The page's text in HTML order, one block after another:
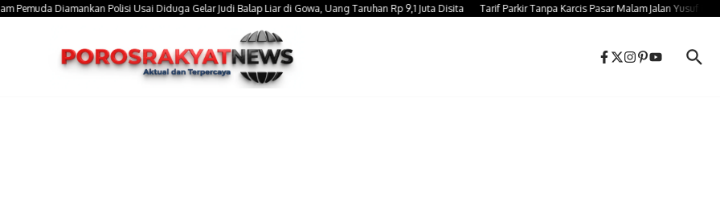
Diamankan Polisi Usai Diduga Gelar Judi Balap Liar di Gowa, Uang Taruhan Rp 9,1 Juta Disita Tarif Parkir Tanpa Karcis Pasar Malam Jalan Yusuf Bauty